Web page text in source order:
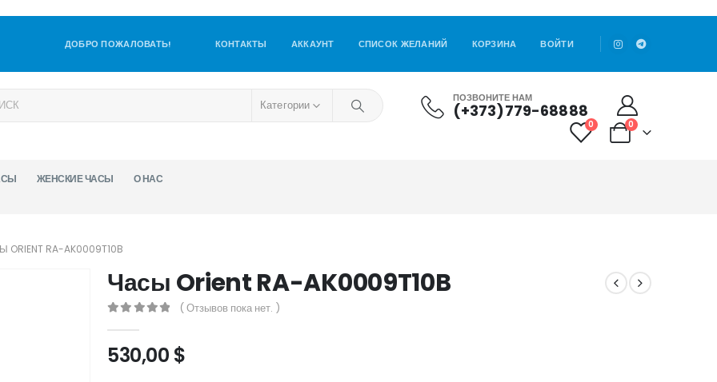
ДОБРО ПОЖАЛОВАТЬ! КОНТАКТЫ АККАУНТ СПИСОК ЖЕЛАНИЙ КОРЗИНА ВОЙТИ
Категории ПОЗВОНИТЕ НАМ
(+373)779-68888
0 0
ЖЕНСКИЕ ЧАСЫ О НАС
ORIENT RA-AK0009T10B
Часы Orient RA-AK0009T10B
( Отзывов пока нет. )
530,00 $